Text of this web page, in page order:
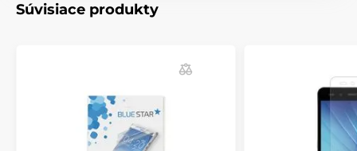
Súvisiace produkty